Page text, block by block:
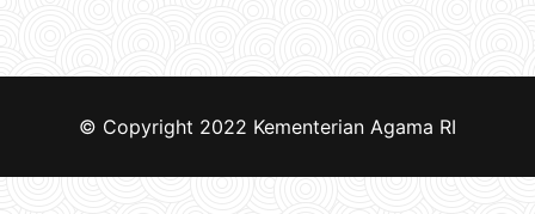
© Copyright 2022 Kementerian Agama RI